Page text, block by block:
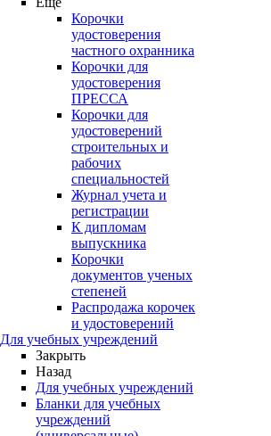
Корочки
удостоверения
частного охранника
Корочки для
удостоверения
ПРЕССА
Корочки для
удостоверений
строительных и
рабочих
специальностей
Журнал учета и
регистрации
К дипломам
выпускника
Корочки
документов ученых
степеней
Распродажа корочек
и удостоверений
Для учебных учреждений
Закрыть
Назад
Для учебных учреждений
Бланки для учебных
учреждений